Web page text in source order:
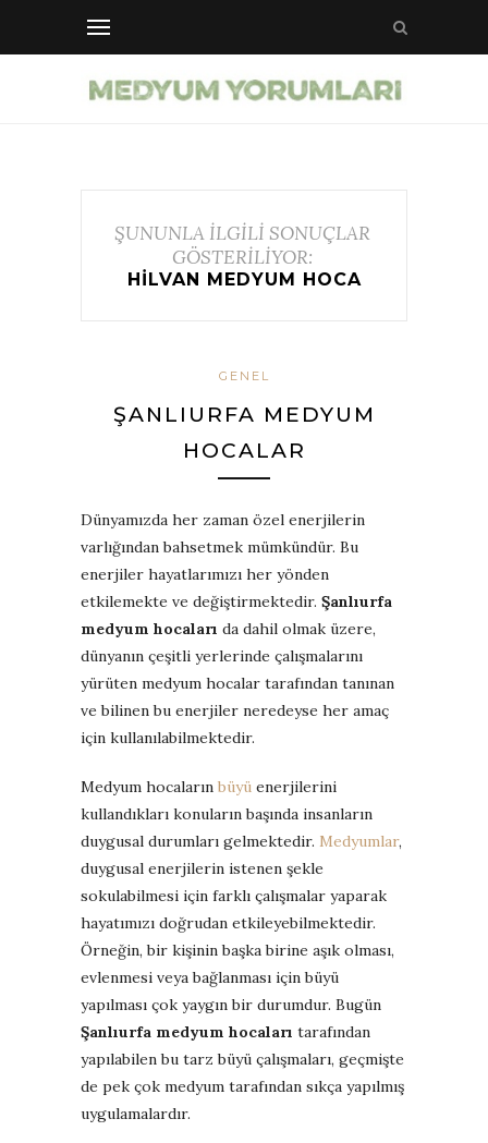
ŞUNUNLA İLGİLİ SONUÇLAR
GÖSTERİLİYOR:
HILVAN MEDYUM HOCA
GENEL
ŞANLIURFA MEDYUM
HOCALAR
Dünyamızda her zaman özel enerjilerin
varlığından bahsetmek mümkündür. Bu
enerjiler hayatlarımızı her yönden
etkilemekte ve değiştirmektedir. Şanlıurfa
medyum hocaları da dahil olmak üzere,
dünyanın çeşitli yerlerinde çalışmalarını
yürüten medyum hocalar tarafından tanınan
ve bilinen bu enerjiler neredeyse her amaç
için kullanılabilmektedir.
Medyum hocaların büyü enerjilerini
kullandıkları konuların başında insanların
duygusal durumları gelmektedir. Medyumlar,
duygusal enerjilerin istenen şekle
sokulabilmesi için farklı çalışmalar yaparak
hayatımızı doğrudan etkileyebilmektedir.
Örneğin, bir kişinin başka birine aşık olması,
evlenmesi veya bağlanması için büyü
yapılması çok yaygın bir durumdur. Bugün
Şanlıurfa medyum hocaları tarafından
yapılabilen bu tarz büyü çalışmaları, geçmişte
de pek çok medyum tarafından sıkça yapılmış
uygulamalardır.